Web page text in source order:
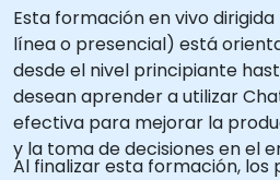
Esta formación en vivo
línea o presencial) está
desde el nivel principiante
desean aprender a utilizar
efectiva para mejorar la
y la toma de decisiones en el
Al finalizar esta formación,